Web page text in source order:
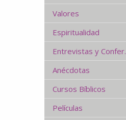
Valores
Espiritualidad
Entrevistas y Confer.
Anécdotas
Cursos Bíblicos
Películas